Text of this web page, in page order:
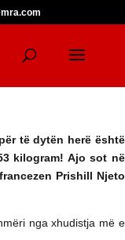
të dytën herë është
kilogram! Ajo sot në
Prishill Njeto
nga xhudistja më e